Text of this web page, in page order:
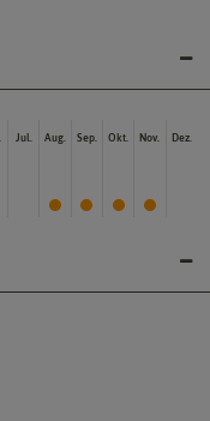
Jul. Aug. Sep. Okt. Nov. Dez.